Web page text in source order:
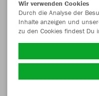
Nachhaltig
Wir verwenden Cookies
Durch die Analyse der
Inhalte anzeigen und
zu den Cookies findest Du